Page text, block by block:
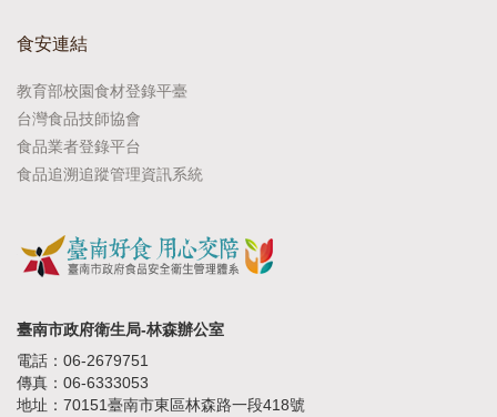
食安連結
教育部校園食材登錄平臺
台灣食品技師協會
食品業者登錄平台
食品追溯追蹤管理資訊系統
臺南市政府衛生局-林森辦公室
電話：06-2679751
傳真：06-6333053
地址：70151臺南市東區林森路一段418號